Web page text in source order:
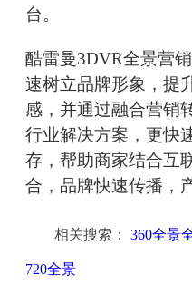
台。
酷雷曼3DVR全景营
速树立品牌形象，提
感，并通过融合营销
行业解决方案，更快
存，帮助商家结合互
合，品牌快速传播，
相关搜索： 360全景
720全景